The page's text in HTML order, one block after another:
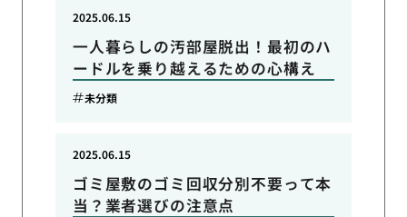
一人暮らしの汚部屋脱出！最初のハ
ードルを乗り越えるための心構え
2025.06.15
未分類
ゴミ屋敷のゴミ回収分別不要って本
当？業者選びの注意点
2025.06.15